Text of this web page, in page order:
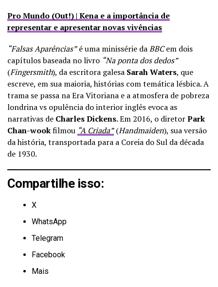
Pro Mundo (Out!) | Kena e a importância de
representar e apresentar novas vivências
“Falsas Aparências”é uma minissérie daBBCem dois
capítulos baseada no livro “Na ponta dos dedos”
(Fingersmith), da escritora galesa Sarah Waters, que
escreve, em sua maioria, histórias com temática lésbica. A
trama se passa na Era Vitoriana e a atmosfera de pobreza
londrina vs opulência do interior inglês evoca as
narrativas de Charles Dickens. Em 2016, o diretorPark
Chan-wookfilmou “A Criada”(Handmaiden), sua versão
da história, transportada para a Coreia do Sul da década
de 1930.
Compartilhe isso:
X
WhatsApp
Telegram
Facebook
Mais